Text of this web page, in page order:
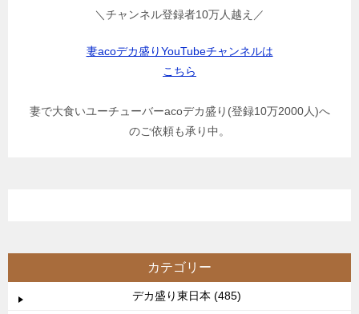
＼チャンネル登録者10万人越え／
妻acoデカ盛りYouTubeチャンネルは
こちら
妻で大食いユーチューバーacoデカ盛り(登録10万2000人)へ
のご依頼も承り中。
カテゴリー
デカ盛り東日本 (485)